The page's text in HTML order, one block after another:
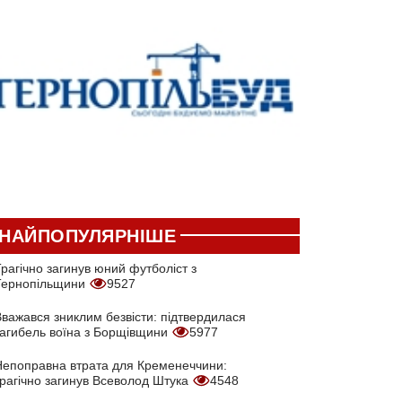
загинув юний футболіст з
9527
зниклим безвісти: підтвердилася
воїна з Борщівщини
5977
втрата для Кременеччини:
загинув Всеволод Штука
4548